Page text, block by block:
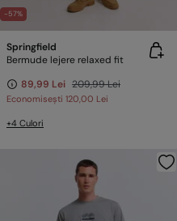
-57%
Springfield
Bermude lejere relaxed fit
89,99 Lei 209,99 Lei
Economisești 120,00 Lei
+4 Culori